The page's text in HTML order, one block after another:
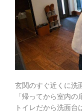
玄関のすぐ近くに洗
「帰ってから室内
トイレだから洗面台